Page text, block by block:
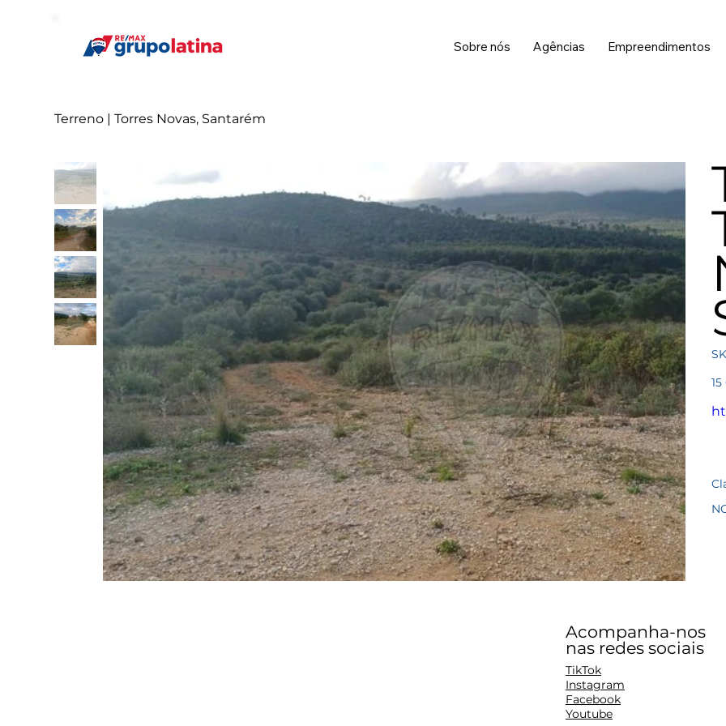
Sobre nós Agências Empreendimentos
Terreno | Torres Novas, Santarém
Acompanha-nos
nas redes sociais
TikTok
Instagram
Facebook
Youtube